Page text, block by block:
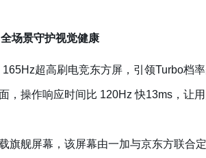
场景守护视觉健康
超高刷电竞东方屏，引领Turbo档
，操作响应时间比 120Hz 快13ms，让
旗舰屏幕，该屏幕由一加与京东方联合